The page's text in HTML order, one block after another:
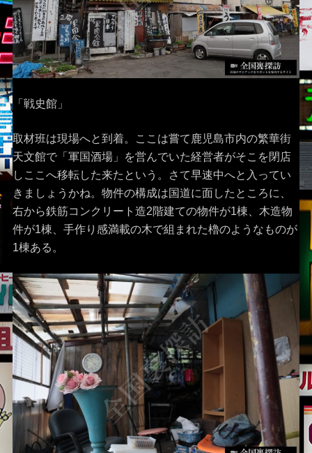
「戦史館」
取材班は現場へと到着。ここは嘗て鹿児島市内の繁華街
天文館で「軍国酒場」を営んでいた経営者がそこを閉店
しここへ移転した来たという。さて早速中へと入ってい
きましょうかね。物件の構成は国道に面したところに、
右から鉄筋コンクリート造2階建ての物件が1棟、木造物
件が1棟、手作り感満載の木で組まれた櫓のようなものが
1棟ある。